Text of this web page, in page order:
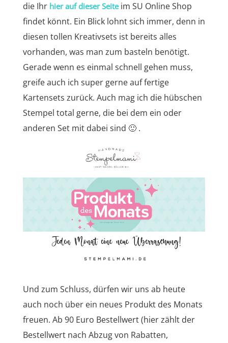
die Ihr hier auf dieser Seiteim SU Online Shop
findet könnt. Ein Blick lohnt sich immer, denn in
diesen tollen Kreativsets ist bereits alles
vorhanden, was man zum basteln benötigt.
Gerade wenn es einmal schnell gehen muss,
greife auch ich super gerne auf fertige
Kartensets zurück. Auch mag ich die hübschen
Stempel total gerne, die bei dem ein oder
anderen Set mit dabei sind 🙂 .
Und zum Schluss, dürfen wir uns ab heute
auch noch über ein neues Produkt des Monats
freuen. Ab 90 Euro Bestellwert (hier zählt der
Bestellwert nach Abzug von Rabatten,